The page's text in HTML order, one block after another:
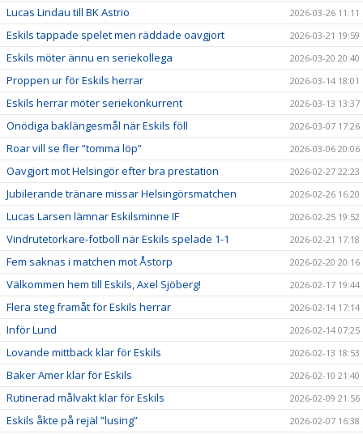
Lucas Lindau till BK Astrio 2026-03-26 11:11
Eskils tappade spelet men räddade oavgjort 2026-03-21 19:59
Eskils möter ännu en seriekollega 2026-03-20 20:40
Proppen ur för Eskils herrar 2026-03-14 18:01
Eskils herrar möter seriekonkurrent 2026-03-13 13:37
Onödiga baklängesmål när Eskils föll 2026-03-07 17:26
Roar vill se fler ”tomma löp” 2026-03-06 20:06
Oavgjort mot Helsingör efter bra prestation 2026-02-27 22:23
Jubilerande tränare missar Helsingörsmatchen 2026-02-26 16:20
Lucas Larsen lämnar Eskilsminne IF 2026-02-25 19:52
Vindrutetorkare-fotboll när Eskils spelade 1-1 2026-02-21 17:18
Fem saknas i matchen mot Åstorp 2026-02-20 20:16
Välkommen hem till Eskils, Axel Sjöberg! 2026-02-17 19:44
Flera steg framåt för Eskils herrar 2026-02-14 17:14
Inför Lund 2026-02-14 07:25
Lovande mittback klar för Eskils 2026-02-13 18:53
Baker Amer klar för Eskils 2026-02-10 21:40
Rutinerad målvakt klar för Eskils 2026-02-09 21:56
Eskils åkte på rejäl ”lusing” 2026-02-07 16:38